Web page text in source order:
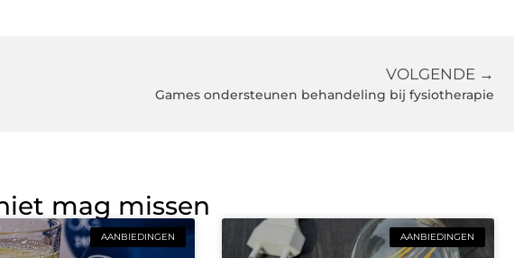
VOLGENDE →
Games ondersteunen behandeling bij fysiotherapie
mag missen
AANBIEDINGEN AANBIEDINGEN